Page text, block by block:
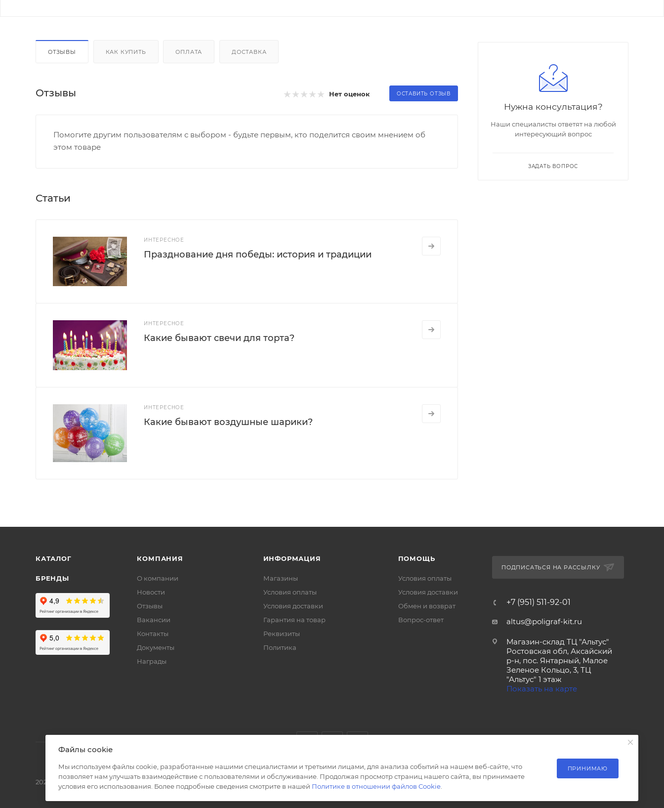
ОТЗЫВЫ КАК КУПИТЬ ОПЛАТА ДОСТАВКА
Отзывы Нет оценок ОСТАВИТЬ ОТЗЫВ
Помогите другим пользователям с выбором - будьте первым, кто поделится своим мнением об
этом товаре
Статьи
ИНТЕРЕСНОЕ
Празднование дня победы: история и традиции
ИНТЕРЕСНОЕ
Какие бывают свечи для торта?
ИНТЕРЕСНОЕ
Какие бывают воздушные шарики?
Нужна консультация?
Наши специалисты ответят на любой
интересующий вопрос
ЗАДАТЬ ВОПРОС
КАТАЛОГ
БРЕНДЫ
КОМПАНИЯ
О компании
Новости
Отзывы
Вакансии
Контакты
Документы
Награды
ИНФОРМАЦИЯ
Магазины
Условия оплаты
Условия доставки
Гарантия на товар
Реквизиты
Политика
ПОМОЩЬ
Условия оплаты
Условия доставки
Обмен и возврат
Вопрос-ответ
ПОДПИСАТЬСЯ НА РАССЫЛКУ
+7 (951) 511-92-01
altus@poligraf-kit.ru
Магазин-склад ТЦ "Альтус"
Ростовская обл, Аксайский
р-н, пос. Янтарный, Малое
Зеленое Кольцо, 3, ТЦ
"Альтус" 1 этаж
Показать на карте
2026 © Полиграф кит - интернет-магазин
Файлы cookie
Мы используем файлы cookie, разработанные нашими специалистами и третьими лицами, для анализа событий на нашем веб-сайте, что
позволяет нам улучшать взаимодействие с пользователями и обслуживание. Продолжая просмотр страниц нашего сайта, вы принимаете
условия его использования. Более подробные сведения смотрите в нашей Политике в отношении файлов Cookie
ПРИНИМАЮ